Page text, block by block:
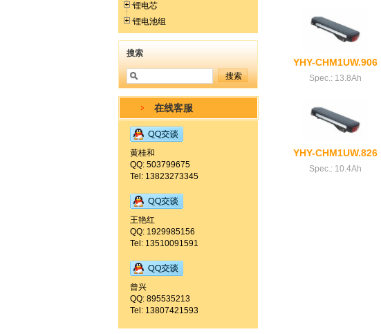
锂电芯
锂电池组
搜索
在线客服
黄桂和
QQ: 503799675
Tel: 13823273345
王艳红
QQ: 1929985156
Tel: 13510091591
曾兴
QQ: 895535213
Tel: 13807421593
YHY-CHM1UW.906
Spec.: 13.8Ah
YHY-CHM1UW.826
Spec.: 10.4Ah